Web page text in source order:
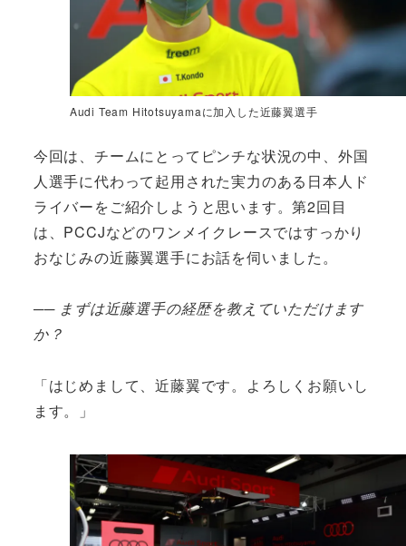
Audi Team Hitotsuyamaに加入した近藤翼選手
今回は、チームにとってピンチな状況の中、外国
人選手に代わって起用された実力のある日本人ド
ライバーをご紹介しようと思います。第2回目
は、PCCJなどのワンメイクレースではすっかり
おなじみの近藤翼選手にお話を伺いました。
── まずは近藤選手の経歴を教えていただけます
か？
「はじめまして、近藤翼です。よろしくお願いし
ます。」